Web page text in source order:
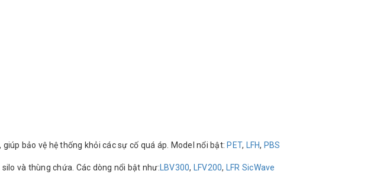
bảo vệ hệ thống khỏi các sự cố quá áp. Model nổi bật: PET, LFH, PBS
và thùng chứa. Các dòng nổi bật như: LBV300, LFV200, LFR SicWave